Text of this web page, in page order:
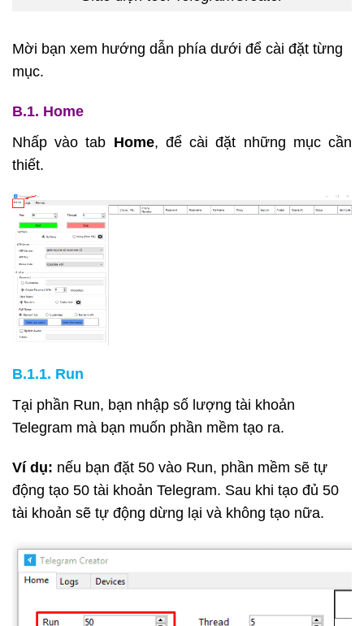
Mời bạn xem hướng dẫn phía dưới để cài đặt từng
mục.
B.1. Home
Nhấp vào tab Home, để cài đặt những mục cần
thiết.
B.1.1. Run
Tại phần Run, bạn nhập số lượng tài khoản
Telegram mà bạn muốn phần mềm tạo ra.
Ví dụ: nếu bạn đặt 50 vào Run, phần mềm sẽ tự
động tạo 50 tài khoản Telegram. Sau khi tạo đủ 50
tài khoản sẽ tự động dừng lại và không tạo nữa.